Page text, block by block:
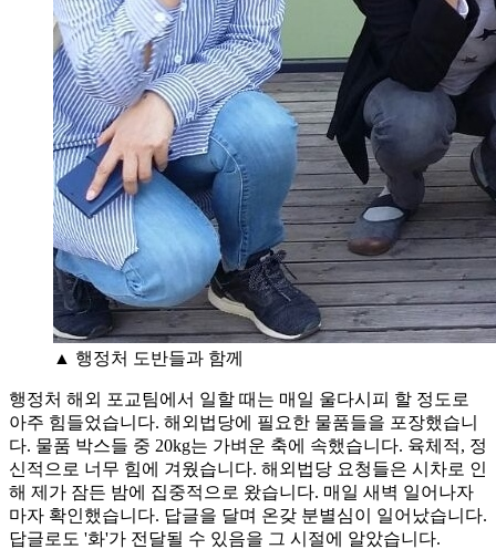
▲ 행정처 도반들과 함께
행정처 해외 포교팀에서 일할 때는 매일 울다시피 할 정도로
아주 힘들었습니다. 해외법당에 필요한 물품들을 포장했습니
다. 물품 박스들 중 20kg는 가벼운 축에 속했습니다. 육체적, 정
신적으로 너무 힘에 겨웠습니다. 해외법당 요청들은 시차로 인
해 제가 잠든 밤에 집중적으로 왔습니다. 매일 새벽 일어나자
마자 확인했습니다. 답글을 달며 온갖 분별심이 일어났습니다.
답글로도 '화'가 전달될 수 있음을 그 시절에 알았습니다.